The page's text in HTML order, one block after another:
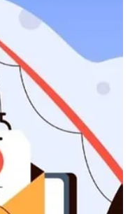
de un caso sin
caso sin resolver de 1980